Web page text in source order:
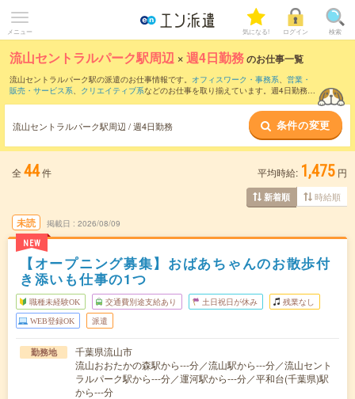
メニュー 気になる! ログイン 検索
流山セントラルパーク駅周辺 ×週4日勤務のお仕事一覧
流山セントラルパーク駅の派遣のお仕事情報です。 オフィスワーク・事務系、 営業・
販売・サービス系、 クリエイティブ系などのお仕事を取り揃えています。週4日勤務の
流山セントラルパーク駅周辺 / 週4日勤務 条件の変更
全 44件 平均時給: 1,475 円
新着順 時給順
未読
NEW
掲載日 2026/08/09
【オープニング募集】おばあちゃんのお散歩付
き添いも仕事の1つ
職種未経験OK 交通費別途支給あり 土日祝日が休み 残業なし
WEB登録OK 派遣
勤務地
千葉県流山市
流山おおたかの森駅から---分／流山駅から---分／流山セント
ラルパーク駅から---分／運河駅から---分／平和台(千葉県)駅
から---分